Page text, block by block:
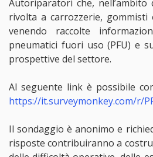
Autoriparatori che, nell’ambito
rivolta a carrozzerie, gommisti
venendo raccolte
pneumatici fuori uso (PFU) e
prospettive del settore.
Al seguente link è possibile
https://it.surveymonkey.com/r/
Il sondaggio è anonimo e
risposte contribuiranno a